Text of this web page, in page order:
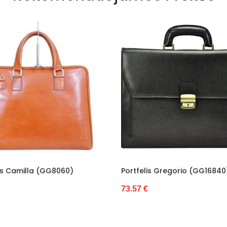
Portfelis Gregorio (GG16840)
Portfelis Gregorio